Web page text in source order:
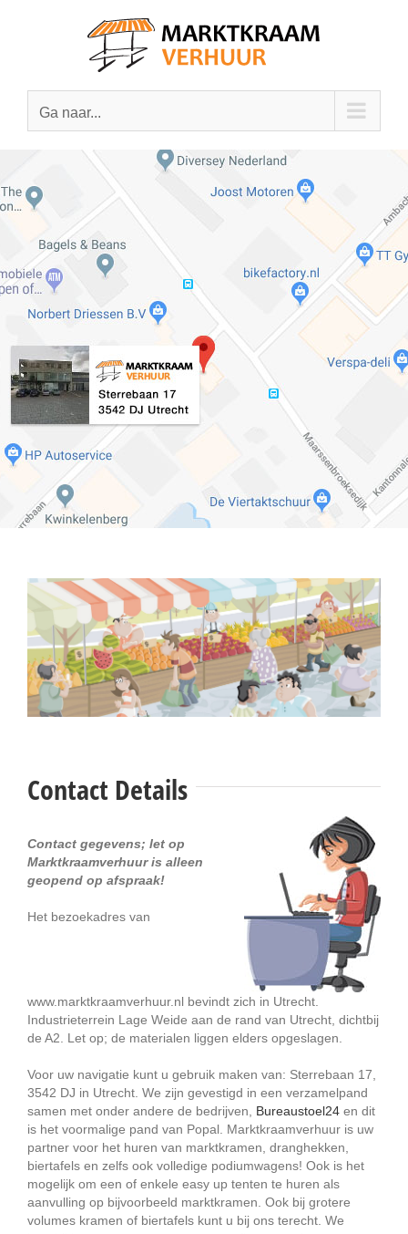
Ga naar...
Contact Details
Contact gegevens; let op
Marktkraamverhuur is alleen
geopend op afspraak!
Het bezoekadres van
www.marktkraamverhuur.nl bevindt zich in Utrecht.
Industrieterrein Lage Weide aan de rand van Utrecht, dichtbij
de A2. Let op; de materialen liggen elders opgeslagen.
Voor uw navigatie kunt u gebruik maken van: Sterrebaan 17,
3542 DJ in Utrecht. We zijn gevestigd in een verzamelpand
samen met onder andere de bedrijven, Bureaustoel24 en dit
is het voormalige pand van Popal. Marktkraamverhuur is uw
partner voor het huren van marktkramen, dranghekken,
biertafels en zelfs ook volledige podiumwagens! Ook is het
mogelijk om een of enkele easy up tenten te huren als
aanvulling op bijvoorbeeld marktkramen. Ook bij grotere
volumes kramen of biertafels kunt u bij ons terecht. We